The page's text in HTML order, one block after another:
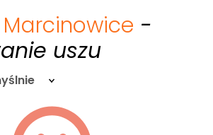
Marcinowice -
uszu